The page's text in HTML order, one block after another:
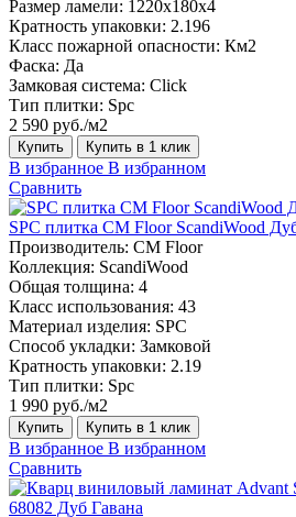
Размер ламели: 1220х180х4
Кратность упаковки: 2.196
Класс пожарной опасности: Км2
Фаска: Да
Замковая система: Click
Тип плитки: Spc
2 590 руб./м2
Купить Купить в 1 клик
В избранное В избранном
Сравнить
SPC плитка CM Floor ScandiWood
Производитель: CM Floor
Коллекция: ScandiWood
Общая толщина: 4
Класс использования: 43
Материал изделия: SPC
Способ укладки: Замковой
Кратность упаковки: 2.19
Тип плитки: Spc
1 990 руб./м2
Купить Купить в 1 клик
В избранное В избранном
Сравнить